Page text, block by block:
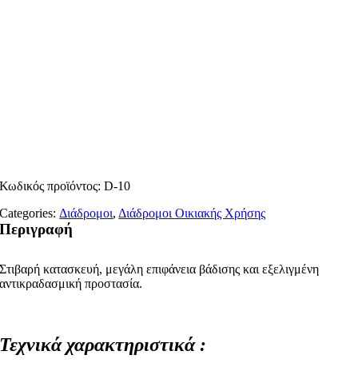
Κωδικός προϊόντος:D-10
Categories:Διάδρομοι,Διάδρομοι Οικιακής Χρήσης
Περιγραφή
Στιβαρή κατασκευή, μεγάλη επιφάνεια βάδισης και εξελιγμένη
αντικραδασμική προστασία.
Τεχνικά χαρακτηριστικά :